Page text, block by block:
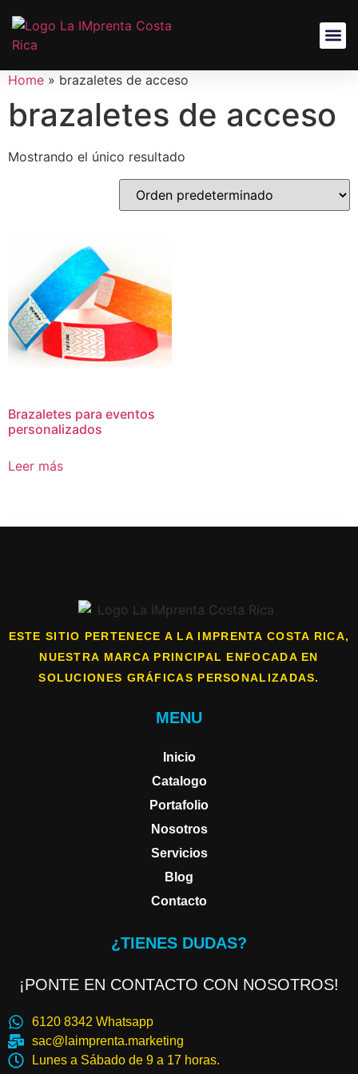
Home » brazaletes de acceso
brazaletes de acceso
Mostrando el único resultado
Brazaletes para eventos
personalizados
Leer más
ESTE SITIO PERTENECE A LA IMPRENTA COSTA RICA,
NUESTRA MARCA PRINCIPAL ENFOCADA EN
SOLUCIONES GRÁFICAS PERSONALIZADAS.
MENU
Inicio
Catalogo
Portafolio
Nosotros
Servicios
Blog
Contacto
¿TIENES DUDAS?
¡PONTE EN CONTACTO CON NOSOTROS!
6120 8342 Whatsapp
sac@laimprenta.marketing
Lunes a Sábado de 9 a 17 horas.